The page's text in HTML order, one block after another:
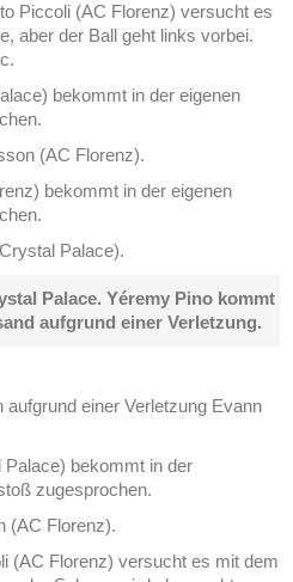
Piccoli (AC Florenz) versucht es
aber der Ball geht links vorbei.
bekommt in der eigenen
(AC Florenz).
bekommt in der eigenen
Palace).
Palace. Yéremy Pino kommt
aufgrund einer Verletzung.
einer Verletzung Evann
bekommt in der
zugesprochen.
(AC Florenz).
(AC Florenz) versucht es mit dem